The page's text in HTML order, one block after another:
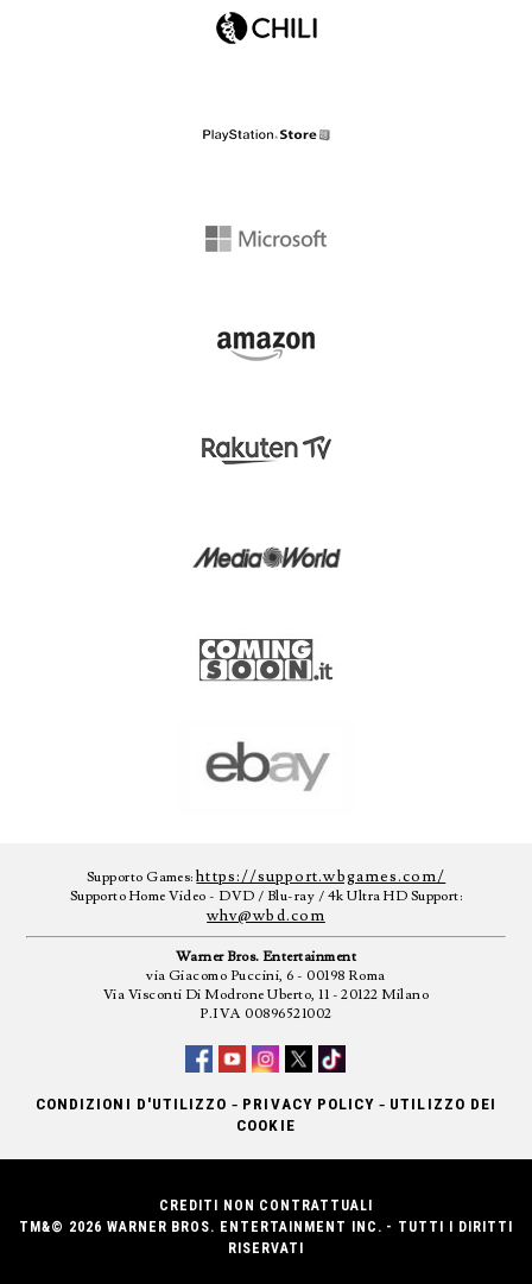
Supporto Games:https://support.wbgames.com/
Supporto Home Video - DVD / Blu-ray / 4k Ultra HD Support:
whv@wbd.com
Warner Bros. Entertainment
via Giacomo Puccini, 6 - 00198 Roma
Via Visconti Di Modrone Uberto, 11 - 20122 Milano
P.IVA 00896521002
CONDIZIONI D'UTILIZZO - PRIVACY POLICY - UTILIZZO DEI
COOKIE
CREDITI NON CONTRATTUALI
TM&© 2026 WARNER BROS. ENTERTAINMENT INC. - TUTTI I DIRITTI
RISERVATI